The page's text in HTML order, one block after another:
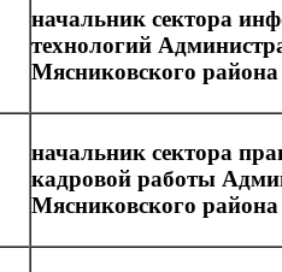
начальник сектора
технологий
Мясниковского района
начальник сектора
кадровой работы
Мясниковского района